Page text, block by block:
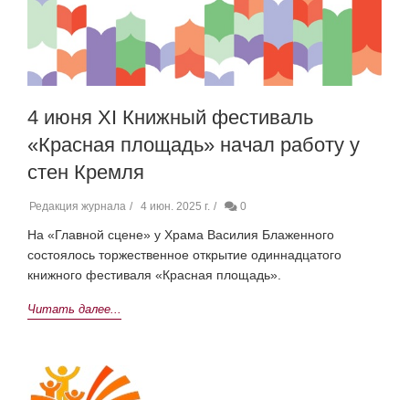
4 июня ХI Книжный фестиваль
«Красная площадь» начал работу у
стен Кремля
Редакция журнала 4 июн. 2025 г. 0
На «Главной сцене» у Храма Василия Блаженного
состоялось торжественное открытие одиннадцатого
книжного фестиваля «Красная площадь».
Читать далее...